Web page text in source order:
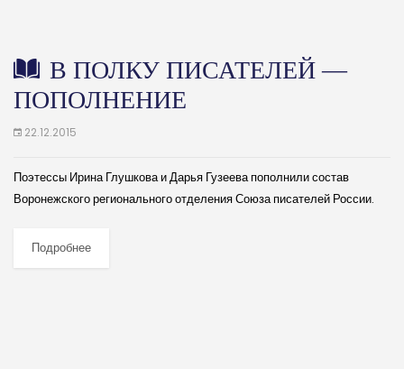
В ПОЛКУ ПИСАТЕЛЕЙ —
ПОПОЛНЕНИЕ
22.12.2015
Поэтессы Ирина Глушкова и Дарья Гузеева пополнили состав
Воронежского регионального отделения Союза писателей России.
в работе последних областных совещаний молодых литераторов.
(далее…)
Подробнее